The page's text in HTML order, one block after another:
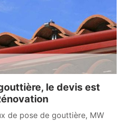
le devis est
de pose de gouttière, MW